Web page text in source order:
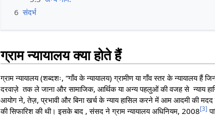
6 संदर्भ
ग्राम न्यायालय क्या होते हैं
ग्राम न्यायालय (शब्दशः, “गाँव के न्यायालय) ग्रामीण या गाँव स्तर के न्यायालय हैं
दरवाज़े तक ले जाना और सामाजिक, आर्थिक या अन्य पहलुओं की वजह से न्याय
आयोग ने, तेज़, प्रभावी और बिना खर्च के न्याय हासिल करने में आम आदमी की मदद
की सिफारिश की थी। इसके बाद , संसद ने ग्राम न्यायालय अधिनियम, 2008[3]